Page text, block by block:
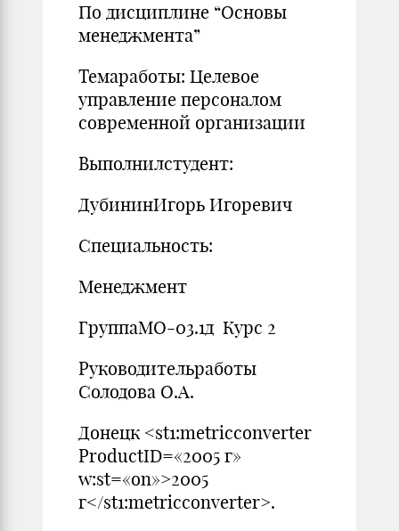
По дисциплине “Основы
менеджмента”
Темаработы: Целевое
управление персоналом
современной организации
Выполнилстудент:
ДубининИгорь Игоревич
Специальность:
Менеджмент
ГруппаМО-03.1д Курс 2
Руководительработы
Солодова О.А.
Донецк <st1:metricconverter
ProductID=«2005 г»
w:st=«on»>2005
г</st1:metricconverter>.